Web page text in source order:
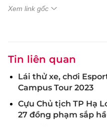
Xem link gốc
Tin liên quan
Lái thử xe, chơi
Campus Tour 2023
Cựu Chủ tịch TP Hạ
27 đồng phạm sắp